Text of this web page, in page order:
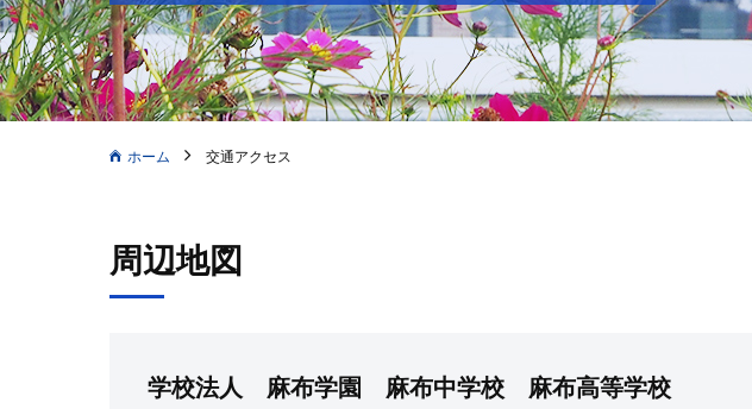
ホーム 交通アクセス
周辺地図
学校法人 麻布学園 麻布中学校 麻布高等学校